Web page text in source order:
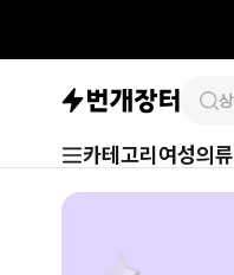
카테고리 여성의류